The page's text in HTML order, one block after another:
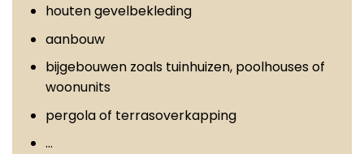
houten gevelbekleding
aanbouw
bijgebouwen zoals tuinhuizen, poolhouses of
woonunits
pergola of terrasoverkapping
…